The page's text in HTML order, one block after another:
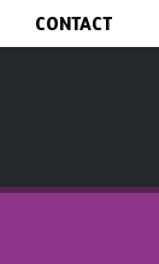
Aller au
CONTACT